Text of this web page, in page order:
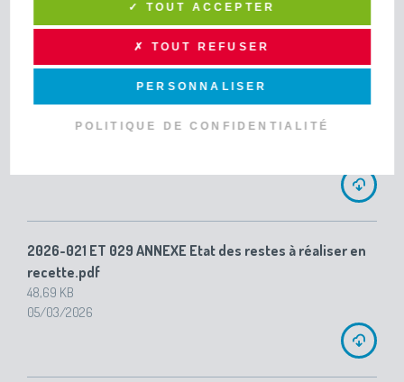
2026-021 ET 029 ANNEXE Etat des restes à réaliser en
2026-021 ET 029 ANNEXE Etat des restes à réaliser en
recette.pdf
48,69 KB
05/03/2026
✓ TOUT ACCEPTER
✗ TOUT REFUSER
PERSONNALISER
POLITIQUE DE CONFIDENTIALITÉ